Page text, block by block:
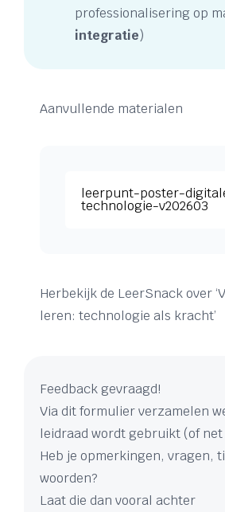
professionalisering op
integratie)
Aanvullende materialen
leerpunt-poster-
technologie-v202603
Herbekijk de LeerSnack over
leren: technologie als kracht’
Feedback gevraagd!
Via dit formulier verzamelen
leidraad wordt gebruikt (of
Heb je opmerkingen, vragen,
woorden?
Laat die dan vooral achter